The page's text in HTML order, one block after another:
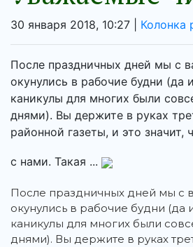
30 января 2018, 10:27 | Колонка
После праздничных дней мы с
окунулись в рабочие будни (да
каникулы для многих были
днями). Вы держите в руках
районной газеты, и это
с нами. Такая ...
После праздничных дней мы с
окунулись в рабочие будни (да
каникулы для многих были
днями). Вы держите в руках